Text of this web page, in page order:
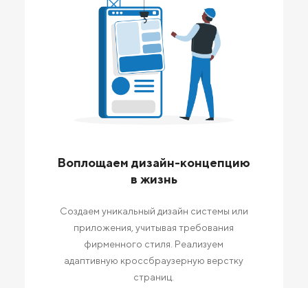
Воплощаем дизайн-концепцию
в жизнь
Создаем уникальный дизайн системы или
приложения, учитывая требования
фирменного стиля. Реализуем
адаптивную кроссбраузерную верстку
страниц.